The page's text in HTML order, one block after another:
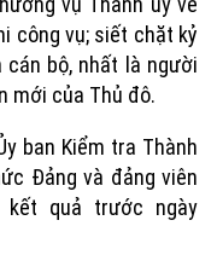
công vụ; siết chặt kỷ
cán bộ, nhất là người
mới của Thủ đô.
ban Kiểm tra Thành
Đảng và đảng viên
kết quả trước ngày